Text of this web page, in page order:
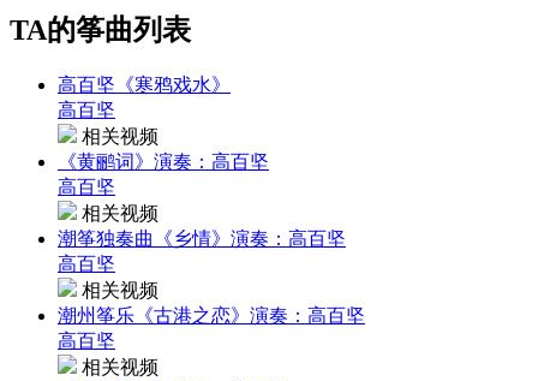
TA的筝曲列表
高百坚《寒鸦戏水》
高百坚
相关视频
《黄鹂词》演奏：高百坚
高百坚
相关视频
潮筝独奏曲《乡情》演奏：高百坚
高百坚
相关视频
潮州筝乐《古港之恋》演奏：高百坚
高百坚
相关视频